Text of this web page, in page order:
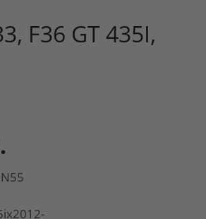
F36 GT 435I,